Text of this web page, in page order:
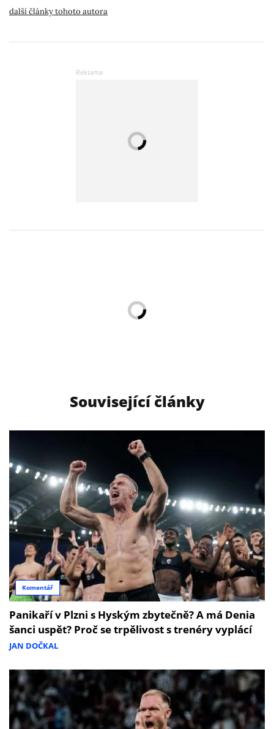
další články tohoto autora
Související články
Komentář
Panikaří v Plzni s Hyským zbytečně? A má Denia
šanci uspět? Proč se trpělivost s trenéry vyplácí
JAN DOČKAL